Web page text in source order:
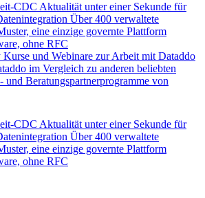
CDC Aktualität unter einer Sekunde für
Über 400 verwaltete
eine einzige governte Plattform
ohne RFC
Kurse und Webinare zur Arbeit mit Dataddo
im Vergleich zu anderen beliebten
und Beratungspartnerprogramme von
CDC Aktualität unter einer Sekunde für
Über 400 verwaltete
eine einzige governte Plattform
ohne RFC